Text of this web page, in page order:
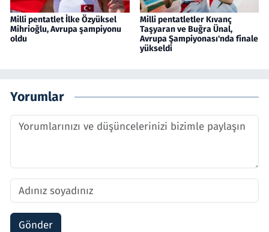
Milli pentatlet İlke Özyüksel
Mihrioğlu, Avrupa şampiyonu
oldu
Milli pentatletler Kıvanç
Taşyaran ve Buğra Ünal,
Avrupa Şampiyonası'nda finale
yükseldi
Yorumlar
Gönder